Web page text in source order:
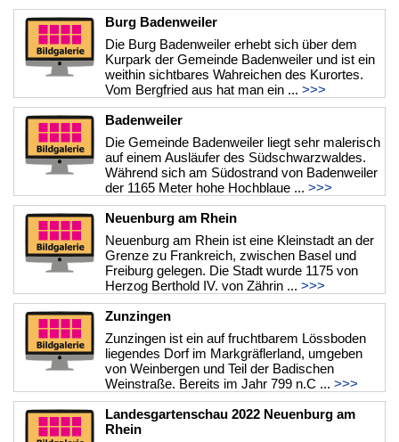
Burg Badenweiler
Die Burg Badenweiler erhebt sich über dem
Kurpark der Gemeinde Badenweiler und ist ein
weithin sichtbares Wahreichen des Kurortes.
Vom Bergfried aus hat man ein ... >>>
Badenweiler
Die Gemeinde Badenweiler liegt sehr malerisch
auf einem Ausläufer des Südschwarzwaldes.
Während sich am Südostrand von Badenweiler
der 1165 Meter hohe Hochblaue ... >>>
Neuenburg am Rhein
Neuenburg am Rhein ist eine Kleinstadt an der
Grenze zu Frankreich, zwischen Basel und
Freiburg gelegen. Die Stadt wurde 1175 von
Herzog Berthold IV. von Zährin ... >>>
Zunzingen
Zunzingen ist ein auf fruchtbarem Lössboden
liegendes Dorf im Markgräflerland, umgeben
von Weinbergen und Teil der Badischen
Weinstraße. Bereits im Jahr 799 n.C ... >>>
Landesgartenschau 2022 Neuenburg am
Rhein